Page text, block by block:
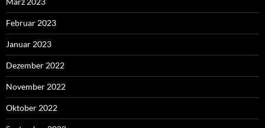
Februar 2023
Januar 2023
Dezember 2022
November 2022
Oktober 2022